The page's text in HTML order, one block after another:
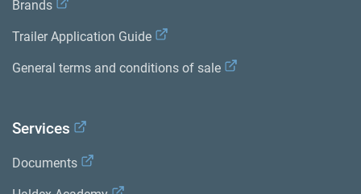
Brands
Trailer Application Guide
General terms and conditions of sale
Services
Documents